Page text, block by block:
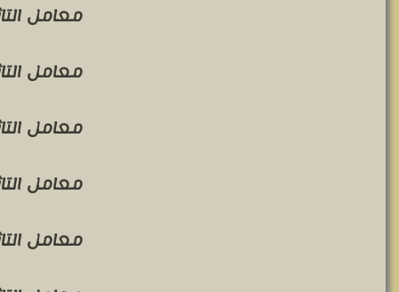
معامل
معامل
معامل
معامل
معامل